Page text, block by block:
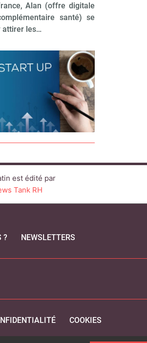
Alan (offre digitale
santé) se
attirer les…
est édité par
Tank RH
? NEWSLETTERS
COOKIES